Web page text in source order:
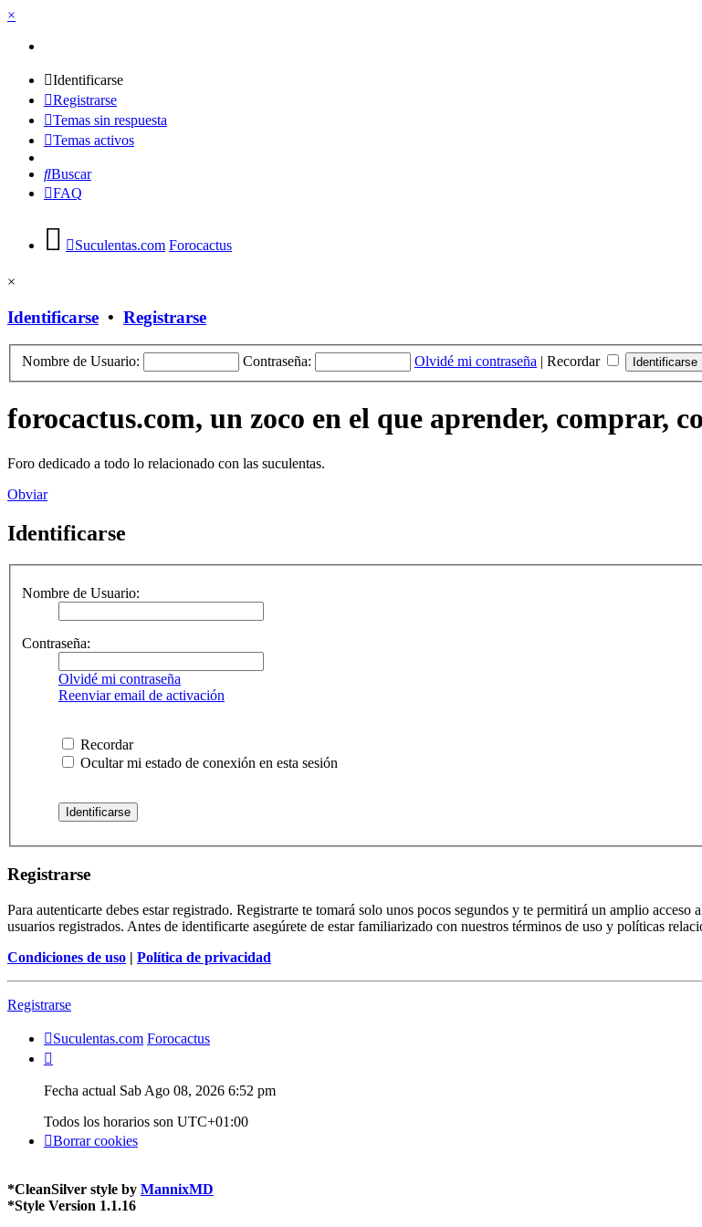
×
Identificarse
Registrarse
Temas sin respuesta
Temas activos
Buscar
FAQ
Suculentas.com Forocactus
×
Identificarse • Registrarse
Nombre de Usuario: Contraseña: Olvidé mi contraseña | Recordar
forocactus.com, un zoco en el que aprender, comprar,
Foro dedicado a todo lo relacionado con las suculentas.
Obviar
Identificarse
Nombre de Usuario:
Contraseña:
Olvidé mi contraseña
Reenviar email de activación
Recordar
Ocultar mi estado de conexión en esta sesión
Registrarse
Para autenticarte debes estar registrado. Registrarte te tomará solo unos pocos segundos y te permitirá un amplio
usuarios registrados. Antes de identificarte asegúrete de estar familiarizado con nuestros términos de uso y políticas
Condiciones de uso | Política de privacidad
Registrarse
Suculentas.com Forocactus
Fecha actual Sab Ago 08, 2026 6:52 pm
Todos los horarios son UTC+01:00
Borrar cookies
*CleanSilver style by MannixMD
*Style Version 1.1.16